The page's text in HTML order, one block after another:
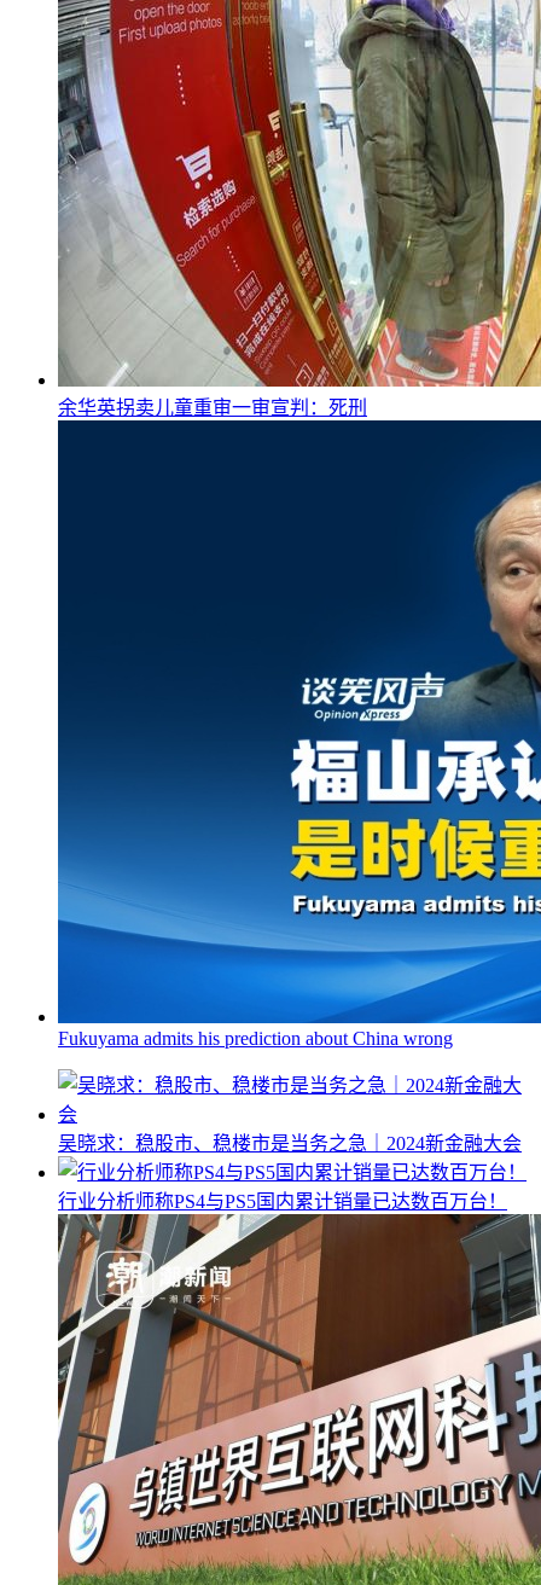
余华英拐卖儿童重审一审宣判：死刑
Fukuyama admits his prediction about China wrong
吴晓求：稳股市、稳楼市是当务之急｜2024新金融大会
行业分析师称PS4与PS5国内累计销量已达数百万台！